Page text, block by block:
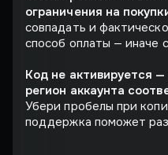
ограничения на
совпадать и
способ оплаты — иначе
Код не активируется
регион аккаунта
Убери пробелы при
поддержка поможет